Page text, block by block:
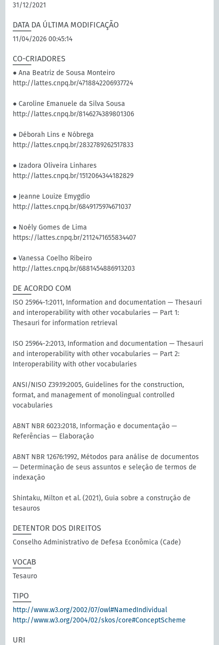
31/12/2021
DATA DA ÚLTIMA MODIFICAÇÃO
11/04/2026 00:45:14
CO-CRIADORES
● Ana Beatriz de Sousa Monteiro
http://lattes.cnpq.br/4718842206937724
● Caroline Emanuele da Silva Sousa
http://lattes.cnpq.br/8146274389801306
● Déborah Lins e Nóbrega
http://lattes.cnpq.br/2832789262517833
● Izadora Oliveira Linhares
http://lattes.cnpq.br/1512064344182829
● Jeanne Louize Emygdio
http://lattes.cnpq.br/6849175974671037
● Noély Gomes de Lima
https://lattes.cnpq.br/2112471655834407
● Vanessa Coelho Ribeiro
http://lattes.cnpq.br/6881454886913203
DE ACORDO COM
ISO 25964-1:2011, Information and documentation — Thesauri
and interoperability with other vocabularies — Part 1:
Thesauri for information retrieval
ISO 25964-2:2013, Information and documentation — Thesauri
and interoperability with other vocabularies — Part 2:
Interoperability with other vocabularies
ANSI/NISO Z39.19:2005, Guidelines for the construction,
format, and management of monolingual controlled
vocabularies
ABNT NBR 6023:2018, Informação e documentação —
Referências — Elaboração
ABNT NBR 12676:1992, Métodos para análise de documentos
— Determinação de seus assuntos e seleção de termos de
indexação
Shintaku, Milton et al. (2021), Guia sobre a construção de
tesauros
DETENTOR DOS DIREITOS
Conselho Administrativo de Defesa Econômica (Cade)
VOCAB
Tesauro
TIPO
http://www.w3.org/2002/07/owl#NamedIndividual
http://www.w3.org/2004/02/skos/core#ConceptScheme
URI